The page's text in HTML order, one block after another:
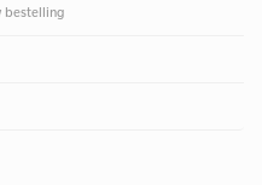
bestelling